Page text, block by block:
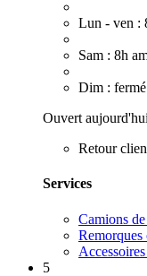
Lun - ven :
Sam : 8h
Dim : fermé
Ouvert
Retour
Services
Camions
Remorques
5